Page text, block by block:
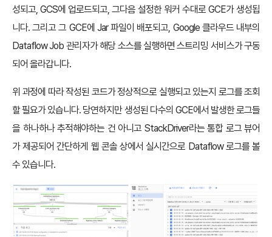
성되고, GCS에 업로드되고, 그다음 설정한 워커 수대로 GCE가 생성됩
니다. 그리고 그 GCE에 Jar 파일이 배포되고, Google 클라우드 내부의
Dataflow Job 관리자가 해당 소스를 실행하면 스트리밍 서비스가 구동
되어 올라갑니다.
위 과정에 따라 작성된 코드가 정상적으로 실행되고 있는지 로그를 조회
할 필요가 있습니다. 당연하지만 생성된 다수의 GCE에서 발생한 로그들
을 하나하나 추적해야하는 건 아니고 StackDriver라는 통합 로그 뷰어
가 제공되어 간단하게 웹 콘솔 상에서 실시간으로 Dataflow 로그를 볼
수 있습니다.